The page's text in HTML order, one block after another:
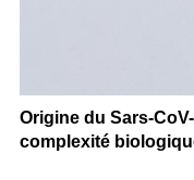
Origine du Sars-
complexité